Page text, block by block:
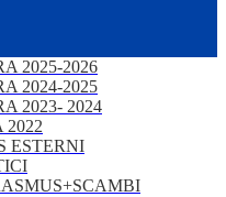
2025-2026
2024-2025
2023- 2024
2022
ESTERNI